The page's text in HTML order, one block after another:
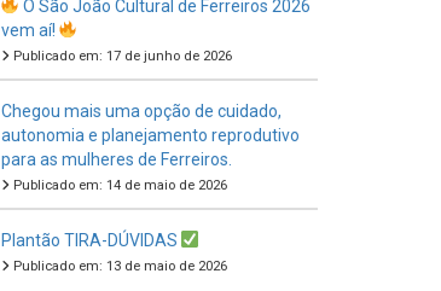
Publicado em: 17 de junho de 2026
para as mulheres de Ferreiros.
Publicado em: 14 de maio de 2026
Publicado em: 13 de maio de 2026